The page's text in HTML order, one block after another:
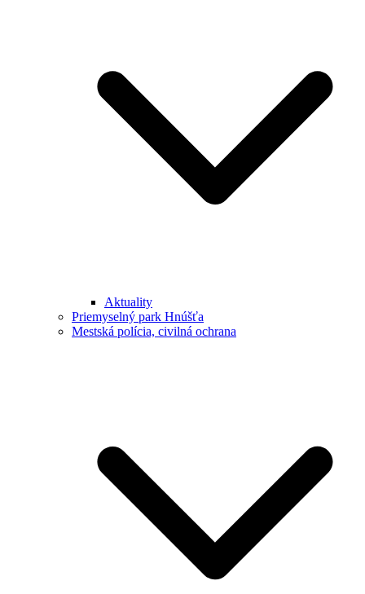
Aktuality
Priemyselný park Hnúšťa
Mestská polícia, civilná ochrana